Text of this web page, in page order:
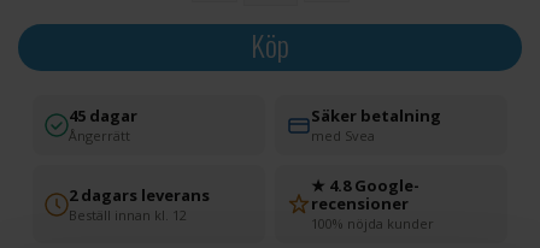
Köp
45 dagar
Ångerrätt
Säker betalning
med Svea
2 dagars leverans
Beställ innan kl. 12
★ 4.8 Google-
recensioner
100% nöjda kunder